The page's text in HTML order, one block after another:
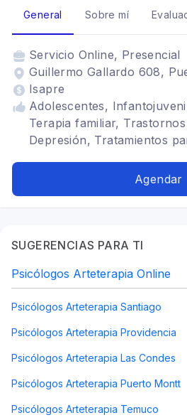
General Sobre mí
Servicio Online, Presencial
Guillermo Gallardo 608,
Isapre
Adolescentes,
Terapia familiar,
Depresión, Tratamientos
Agendar
SUGERENCIAS PARA TI
Psicólogos Arteterapia Online
Psicólogos Arteterapia Santiago
Psicólogos Arteterapia Providencia
Psicólogos Arteterapia Las Condes
Psicólogos Arteterapia Puerto Montt
Psicólogos Arteterapia Temuco